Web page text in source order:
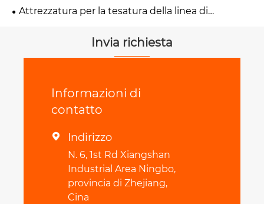
Attrezzatura per la tesatura della linea di
Invia richiesta
Informazioni di
contatto
 Indirizzo
N. 6, 1st Rd Xiangshan
Industrial Area Ningbo,
provincia di Zhejiang,
Cina